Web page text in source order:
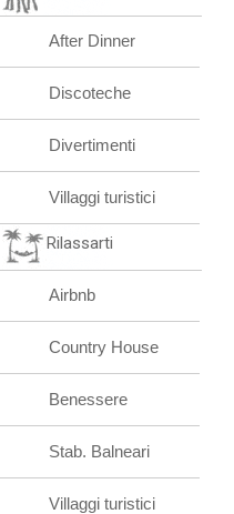
After Dinner
Discoteche
Divertimenti
Villaggi turistici
Rilassarti
Airbnb
Country House
Benessere
Stab. Balneari
Villaggi turistici